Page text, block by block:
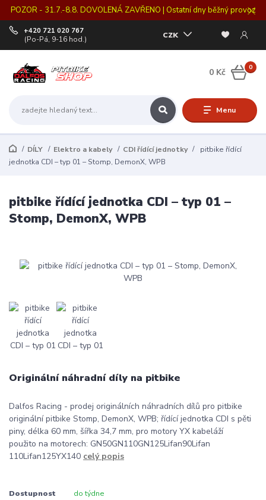
POZOR - 31.7.-8.8. DOVOLENÁ ZAVŘENO | Ostatní dny běžný provoz
Menu
CZK
+420 721 020 767
(Po-Pá, 9-16 hod.)
0
0 Kč
DÍLY Elektro a kabely CDI řídící jednotky
pitbike řídící
jednotka CDI – typ 01 – Stomp, DemonX, WPB
pitbike řídící jednotka CDI – typ 01 –
Stomp, DemonX, WPB
Originální náhradní díly na pitbike
Dalfos Racing - prodej originálních náhradních dílů pro pitbike
originální pitbike Stomp, DemonX, WPB; řídící jednotka CDI s pěti
piny, délka 60 mm, šířka 34,7 mm, pro motory YX kabeláží
použito na motorech: GN50GN110GN125Lifan90Lifan
110Lifan125YX140 celý popis
Dostupnost do týdne